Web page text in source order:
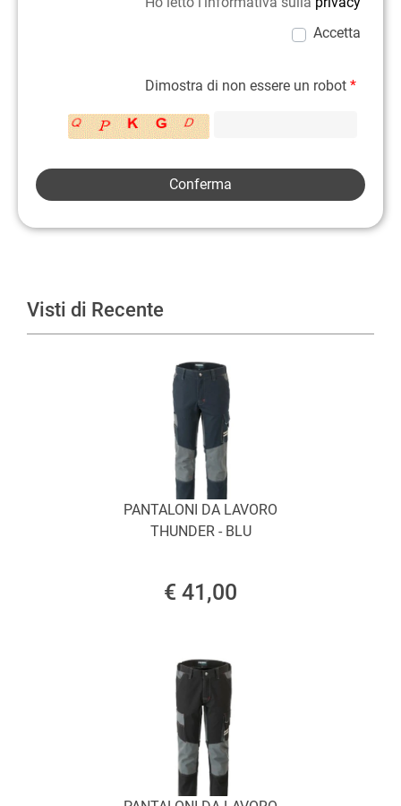
Accetta
Dimostra di non essere un robot *
Visti di Recente
PANTALONI DA LAVORO
THUNDER - BLU
€ 41,00